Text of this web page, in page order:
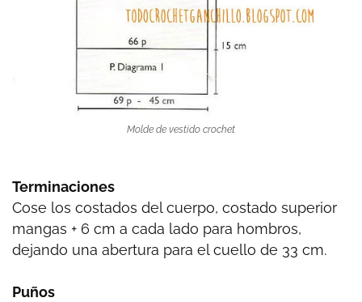
Molde de vestido crochet
Terminaciones
Cose los costados del cuerpo, costado superior
mangas + 6 cm a cada lado para hombros,
dejando una abertura para el cuello de 33 cm.
Puños